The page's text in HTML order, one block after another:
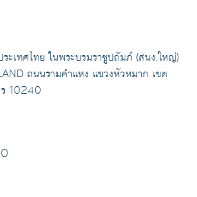
เทศไทย ในพระบรมราชูปถัมภ์ (สนง.ใหญ่)
ถนนรามคำแหง แขวงหัวหมาก เขต
10240